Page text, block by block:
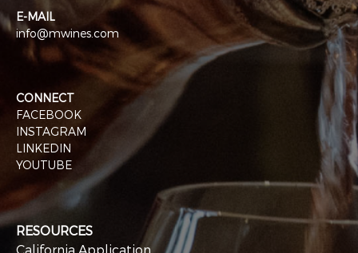
E-MAIL
info@mwines.com
CONNECT
FACEBOOK
INSTAGRAM
LINKEDIN
YOUTUBE
RESOURCES
California Application